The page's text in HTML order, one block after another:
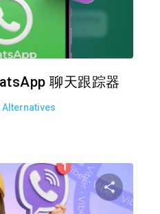
聊天跟踪器
Alternatives